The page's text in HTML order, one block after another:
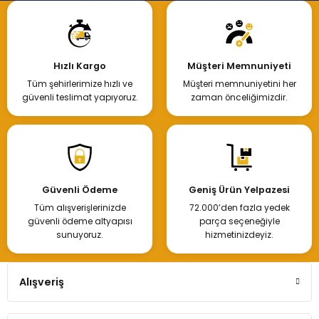
Hızlı Kargo
Tüm şehirlerimize hızlı ve
güvenli teslimat yapıyoruz.
Müşteri Memnuniyeti
Müşteri memnuniyetini her
zaman önceliğimizdir.
Güvenli Ödeme
Tüm alışverişlerinizde
güvenli ödeme altyapısı
sunuyoruz.
Geniş Ürün Yelpazesi
72.000’den fazla yedek
parça seçeneğiyle
hizmetinizdeyiz.
Alışveriş